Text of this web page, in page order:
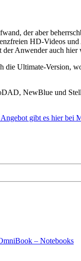
der aber
HD-Videos
der Anwender auch hier
Ultimate-Version,
NewBlue und
gibt es hier bei
– Notebooks